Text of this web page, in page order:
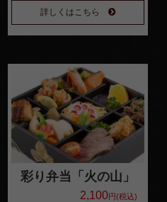
詳しくはこちら
彩り弁当「火の山」
2,100円(税込)